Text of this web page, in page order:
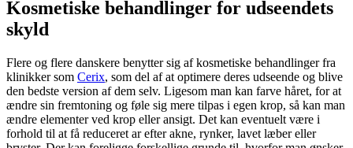
Kosmetiske behandlinger for udseendets
skyld
Flere og flere danskere benytter sig af kosmetiske behandlinger fra
klinikker som Cerix, som del af at optimere deres udseende og blive
den bedste version af dem selv. Ligesom man kan farve håret, for at
ændre sin fremtoning og føle sig mere tilpas i egen krop, så kan man
ændre elementer ved krop eller ansigt. Det kan eventuelt være i
forhold til at få reduceret ar efter akne, rynker, lavet læber eller